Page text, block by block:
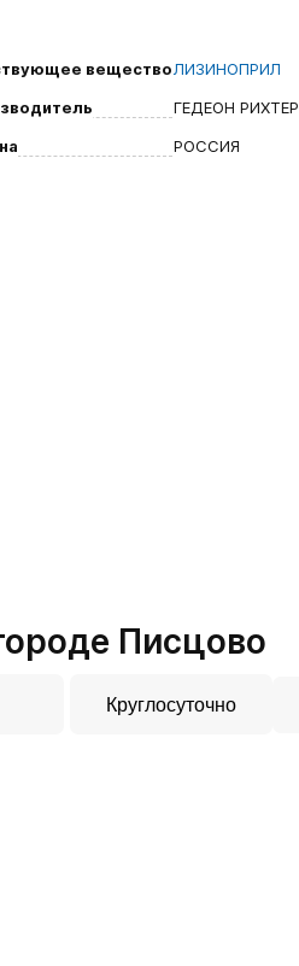
веществоЛИЗИНОПРИЛ
ГЕДЕОН РИХТЕР
РОССИЯ
Писцово
Круглосуточно